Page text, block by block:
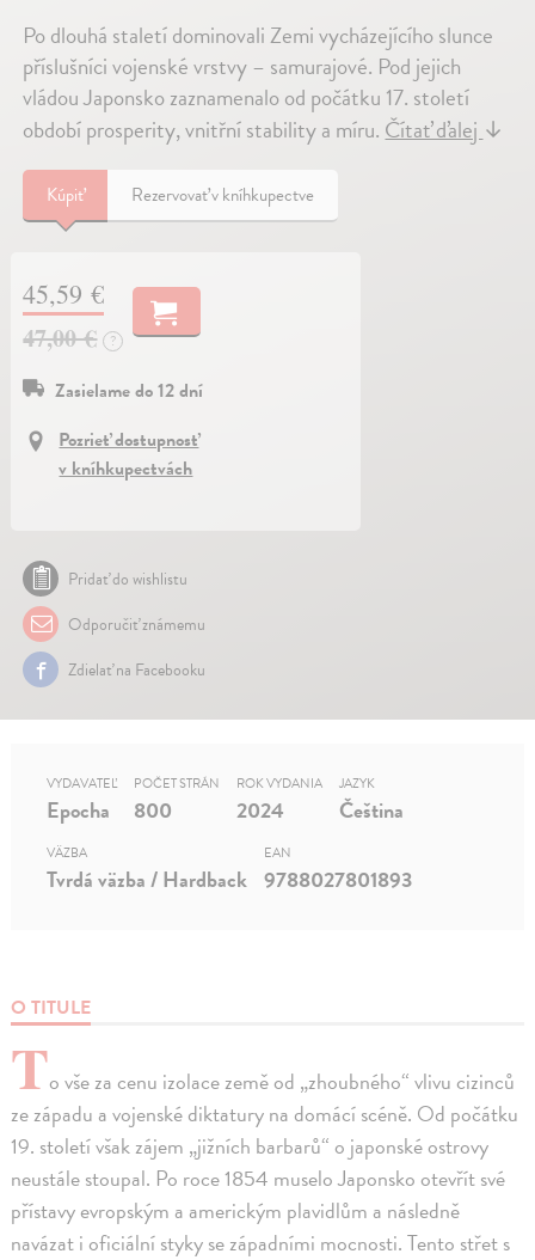
Po dlouhá staletí dominovali Zemi vycházejícího slunce
příslušníci vojenské vrstvy – samurajové. Pod jejich
vládou Japonsko zaznamenalo od počátku 17. století
období prosperity, vnitřní stability a míru.Čítať ďalej↓
Kúpiť Rezervovať v kníhkupectve
45,59 €
47,00 €
?
Zasielame do 12 dní
Pozrieť dostupnosť
v kníhkupectvách
Pridať do wishlistu
Odporučiť známemu
Zdielať na Facebooku
O TITULE
To vše za cenu izolace země od „zhoubného“ vlivu cizinců
ze západu a vojenské diktatury na domácí scéně. Od počátku
19. století však zájem „jižních barbarů“ o japonské ostrovy
neustále stoupal. Po roce 1854 muselo Japonsko otevřít své
přístavy evropským a americkým plavidlům a následně
navázat i oficiální styky se západními mocnosti. Tento střet s
VYDAVATEĽ
Epocha
POČET STRÁN
800
ROK VYDANIA
2024
JAZYK
Čeština
VÄZBA
Tvrdá väzba / Hardback
EAN
9788027801893